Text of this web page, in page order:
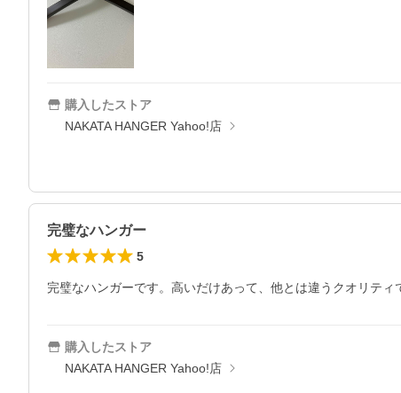
購入したストア
NAKATA HANGER Yahoo!店
完璧なハンガー
5
完璧なハンガーです。高いだけあって、他とは違うクオリテ
購入したストア
NAKATA HANGER Yahoo!店